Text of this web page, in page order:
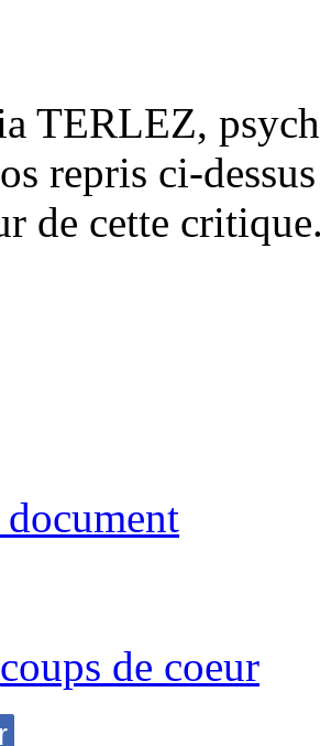
TERLEZ,
repris ci-
de cette
de coeur